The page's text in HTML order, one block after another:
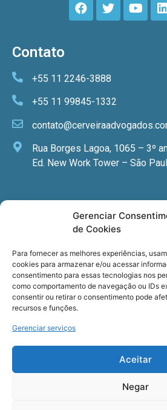
Gerenciar
de Cookies
Para fornecer as melhores experiências,
cookies para armazenar e/ou acessar
consentimento para essas tecnologias nos
como comportamento de navegação ou IDs
consentir ou retirar o consentimento pode
recursos e funções.
Gerenciar serviços
Aceitar
Negar
Contato
+55 11 2246-3888
+55 11 99845-1332
Rua Borges Lagoa, 1065 – 3º
Ed. New Work Tower – São
Newsletter
especializadas, cursos e eventos?
Registre seu email.
Termos de usoe aPolítica de privacidade